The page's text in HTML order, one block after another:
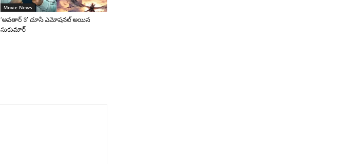
Movie News
‘అవతార్ 3’ చూసి ఎమోషనల్ అయిన
సుకుమార్